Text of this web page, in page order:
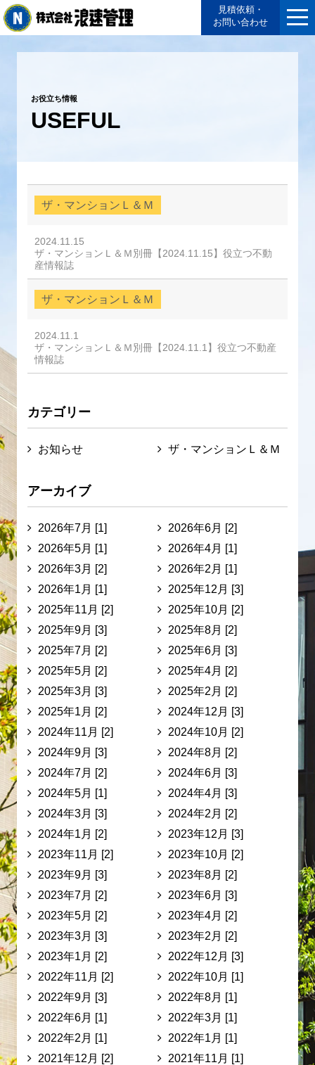
見積依頼・
お問い合わせ
お役立ち情報
USEFUL
ザ・マンションＬ＆Ｍ
2024.11.15
ザ・マンションＬ＆Ｍ別冊【2024.11.15】役立つ不動
産情報誌
ザ・マンションＬ＆Ｍ
2024.11.1
ザ・マンションＬ＆Ｍ別冊【2024.11.1】役立つ不動産
情報誌
カテゴリー
お知らせ ザ・マンションＬ＆Ｍ
アーカイブ
2026年7月 [1]
2026年6月 [2]
2026年5月 [1]
2026年4月 [1]
2026年3月 [2]
2026年2月 [1]
2026年1月 [1]
2025年12月 [3]
2025年11月 [2]
2025年10月 [2]
2025年9月 [3]
2025年8月 [2]
2025年7月 [2]
2025年6月 [3]
2025年5月 [2]
2025年4月 [2]
2025年3月 [3]
2025年2月 [2]
2025年1月 [2]
2024年12月 [3]
2024年11月 [2]
2024年10月 [2]
2024年9月 [3]
2024年8月 [2]
2024年7月 [2]
2024年6月 [3]
2024年5月 [1]
2024年4月 [3]
2024年3月 [3]
2024年2月 [2]
2024年1月 [2]
2023年12月 [3]
2023年11月 [2]
2023年10月 [2]
2023年9月 [3]
2023年8月 [2]
2023年7月 [2]
2023年6月 [3]
2023年5月 [2]
2023年4月 [2]
2023年3月 [3]
2023年2月 [2]
2023年1月 [2]
2022年12月 [3]
2022年11月 [2]
2022年10月 [1]
2022年9月 [3]
2022年8月 [1]
2022年6月 [1]
2022年3月 [1]
2022年2月 [1]
2022年1月 [1]
2021年12月 [2]
2021年11月 [1]